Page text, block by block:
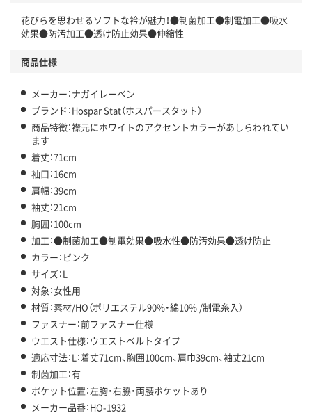
花びらを思わせるソフトな衿が魅力！●制菌加工●制電加工●吸水
効果●防汚加工●透け防止効果●伸縮性
商品仕様
メーカー：ナガイレーベン
ブランド：Hospar Stat（ホスパースタット）
商品特徴：襟元にホワイトのアクセントカラーがあしらわれてい
ます
着丈：71cm
袖口：16cm
肩幅：39cm
袖丈：21cm
胸囲：100cm
加工：●制菌加工●制電効果●吸水性●防汚効果●透け防止
カラー：ピンク
サイズ：L
対象：女性用
材質：素材/HO（ポリエステル90%・綿10% /制電糸入）
ファスナー：前ファスナー仕様
ウエスト仕様：ウエストベルトタイプ
適応寸法：L：着丈71cm、胸囲100cm、肩巾39cm、袖丈21cm
制菌加工：有
ポケット位置：左胸・右脇・両腰ポケットあり
メーカー品番：HO-1932